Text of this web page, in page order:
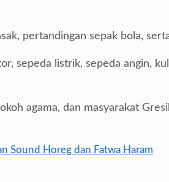
pertandingan sepak bola,
sepeda listrik, sepeda angin,
agama, dan masyarakat
Sound Horeg dan Fatwa Haram